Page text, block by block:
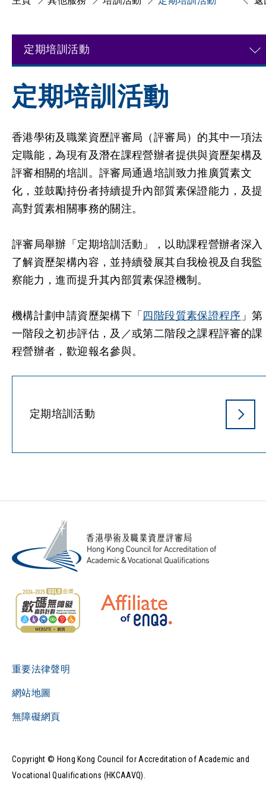
定期培訓活動
定期培訓活動
香港學術及職業資歷評審局（評審局）的其中一項法
定職能，為現有及潛在課程營辦者提供與資歷架構及
評審相關的培訓。評審局通過培訓致力推廣質素文
化，並鼓勵持份者持續提升內部質素保證能力，及提
高對質素相關事務的關注。
評審局舉辦「 定期培訓活動」，以助課程營辦者深入
了解資歷架構內容，並持續發展其自我檢視及自我監
察能力，進而提升其內部質素保證機制。
機構計劃申請資歷架構下「 四階段質素保證程序 」第
一階段之初步評估，及／或第二階段之課程評審的課
程營辦者，歡迎報名參與。
定期培訓活動
重要法律聲明
網站地圖
無障礙網頁
Copyright © Hong Kong Council for Accreditation of Academic and
Vocational Qualifications (HKCAAVQ).